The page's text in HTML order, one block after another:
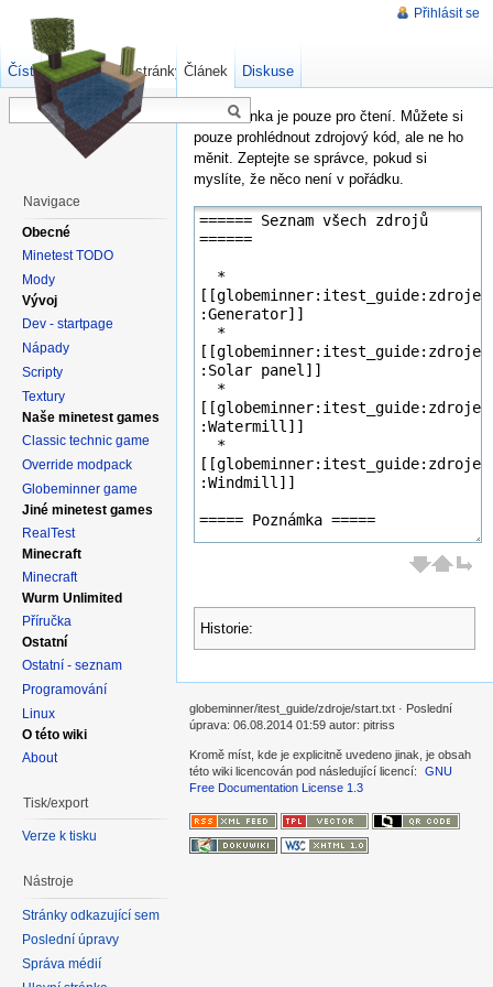
Tato stránka je pouze pro čtení. Můžete si
pouze prohlédnout zdrojový kód, ale ne ho
měnit. Zeptejte se správce, pokud si
myslíte, že něco není v pořádku.
Historie:
Přihlásit se
Článek Diskuse
Číst Zdrojový kód stránky Starší verze
Navigace
Obecné
Minetest TODO
Mody
Vývoj
Dev - startpage
Nápady
Scripty
Textury
Naše minetest games
Classic technic game
Override modpack
Globeminner game
Jiné minetest games
RealTest
Minecraft
Minecraft
Wurm Unlimited
Příručka
Ostatní
Ostatní - seznam
Programování
Linux
O této wiki
About
Tisk/export
Verze k tisku
Nástroje
Stránky odkazující sem
Poslední úpravy
Správa médií
globeminner/itest_guide/zdroje/start.txt · Poslední
úprava: 06.08.2014 01:59 autor: pitriss
Kromě míst, kde je explicitně uvedeno jinak, je obsah
této wiki licencován pod následující licencí:
GNU
Free Documentation License 1.3